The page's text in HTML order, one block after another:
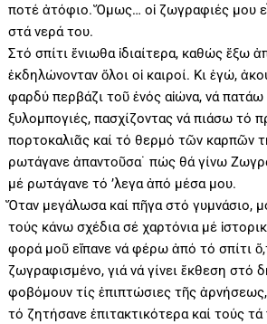
ποτέ ἀτόφιο. Ὅμως… οἱ ζωγραφιές μου
στά νερά του.
Στό σπίτι ἔνιωθα ἰδιαίτερα, καθώς ἔξω
ἐκδηλώνονταν ὅλοι οἱ καιροί. Κι ἐγώ,
φαρδύ περβάζι τοῦ ἑνός αἰώνα, νά πατάω
ξυλομπογιές, πασχίζοντας νά πιάσω τό
πορτοκαλιᾶς καί τό θερμό τῶν καρπῶν
ρωτάγανε ἀπαντοῦσα˙ πώς θά γίνω
μέ ρωτάγανε τό ’λεγα ἀπό μέσα μου.
Ὅταν μεγάλωσα καί πῆγα στό γυμνάσιο,
τούς κάνω σχέδια σέ χαρτόνια μέ
φορά μοῦ εἴπανε νά φέρω ἀπό τό σπίτι
ζωγραφισμένο, γιά νά γίνει ἔκθεση στό
φοβόμουν τίς ἐπιπτώσιες τῆς
τό ζητήσανε ἐπιτακτικότερα καί τούς